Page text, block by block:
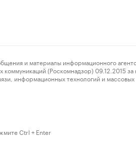
материалы информационного
(Роскомнадзор) 09.12.2015
информационных технологий и
Ctrl + Enter